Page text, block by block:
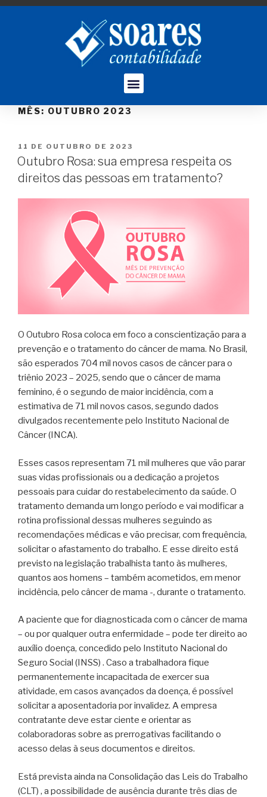
MÊS: OUTUBRO 2023
11 DE OUTUBRO DE 2023
Outubro Rosa: sua empresa respeita os
direitos das pessoas em tratamento?
O Outubro Rosa coloca em foco a conscientização para a
prevenção e o tratamento do câncer de mama. No Brasil,
são esperados 704 mil novos casos de câncer para o
triênio 2023 – 2025, sendo que o câncer de mama
feminino, é o segundo de maior incidência, com a
estimativa de 71 mil novos casos, segundo dados
divulgados recentemente pelo Instituto Nacional de
Câncer (INCA).
Esses casos representam 71 mil mulheres que vão parar
suas vidas profissionais ou a dedicação a projetos
pessoais para cuidar do restabelecimento da saúde. O
tratamento demanda um longo período e vai modificar a
rotina profissional dessas mulheres seguindo as
recomendações médicas e vão precisar, com frequência,
solicitar o afastamento do trabalho. E esse direito está
previsto na legislação trabalhista tanto às mulheres,
quantos aos homens – também acometidos, em menor
incidência, pelo câncer de mama -, durante o tratamento.
A paciente que for diagnosticada com o câncer de mama
– ou por qualquer outra enfermidade – pode ter direito ao
auxílio doença, concedido pelo Instituto Nacional do
Seguro Social (INSS) . Caso a trabalhadora fique
permanentemente incapacitada de exercer sua
atividade, em casos avançados da doença, é possível
solicitar a aposentadoria por invalidez. A empresa
contratante deve estar ciente e orientar as
colaboradoras sobre as prerrogativas facilitando o
acesso delas à seus documentos e direitos.
Está prevista ainda na Consolidação das Leis do Trabalho
(CLT) , a possibilidade de ausência durante três dias de